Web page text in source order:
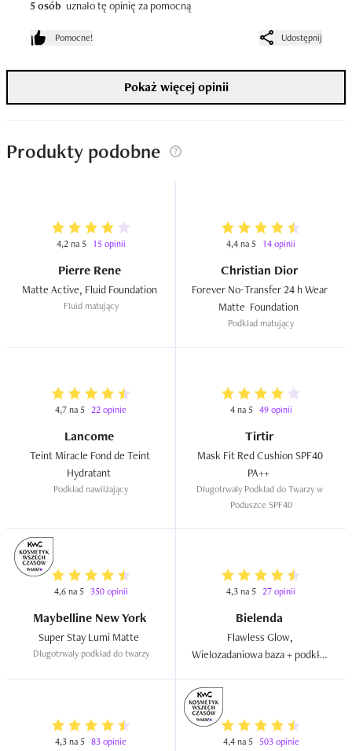
5 osób uznało tę opinię za pomocną
Pomocne! Udostępnij
Pokaż więcej opinii
Produkty podobne
4,2 na 5 15 opinii
Pierre Rene
Fluid matujący
4,4 na 5 14 opinii
Christian Dior
Forever No-Transfer 24 h Wear
Podkład matujący
4,7 na 5 22 opinie
Lancome
Teint Miracle Fond de Teint
Podkład nawilżający
4 na 5 49 opinii
Tirtir
Mask Fit Red Cushion SPF40
Długotrwały Podkład do Twarzy w
Poduszce SPF40
4,6 na 5 350 opinii
Maybelline New York
Długotrwały podkład do twarzy
4,3 na 5 27 opinii
Bielenda
Flawless Glow,
Wielozadaniowa baza + podkład
4,3 na 5 83 opinie 4,4 na 5 503 opinie